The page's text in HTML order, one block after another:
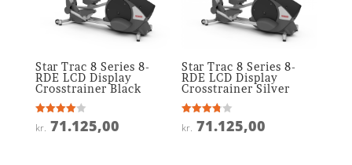
Star Trac 8 Series 8-
RDE LCD Display
Crosstrainer Black
Vurderet
4
kr. 71.125,00
Star Trac 8 Series 8-
RDE LCD Display
Crosstrainer Silver
Vurderet
3.8
kr. 71.125,00